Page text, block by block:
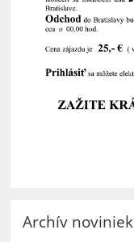
Archív noviniek